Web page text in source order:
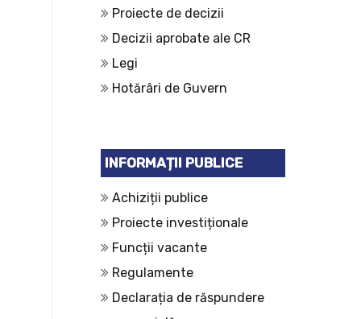
Proiecte de decizii
Decizii aprobate ale CR
Legi
Hotărâri de Guvern
INFORMAȚII PUBLICE
Achiziții publice
Proiecte investiționale
Funcții vacante
Regulamente
Declarația de răspundere